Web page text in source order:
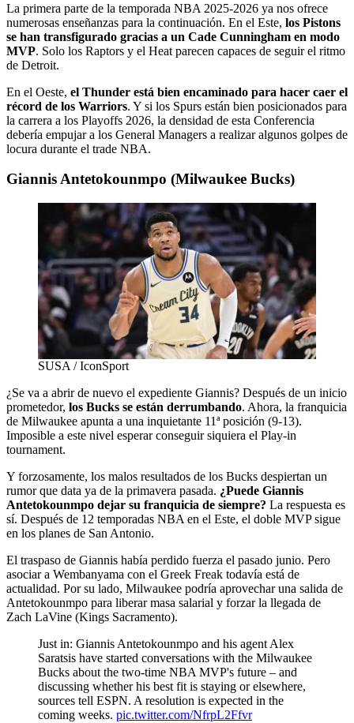
La primera parte de la temporada NBA 2025-2026 ya nos ofrece
numerosas enseñanzas para la continuación. En el Este, los Pistons
se han transfigurado gracias a un Cade Cunningham en modo
MVP. Solo los Raptors y el Heat parecen capaces de seguir el ritmo
de Detroit.
En el Oeste, el Thunder está bien encaminado para hacer caer el
récord de los Warriors. Y si los Spurs están bien posicionados para
la carrera a los Playoffs 2026, la densidad de esta Conferencia
debería empujar a los General Managers a realizar algunos golpes de
locura durante el trade NBA.
Giannis Antetokounmpo (Milwaukee Bucks)
SUSA / IconSport
¿Se va a abrir de nuevo el expediente Giannis? Después de un inicio
prometedor, los Bucks se están derrumbando. Ahora, la franquicia
de Milwaukee apunta a una inquietante 11ª posición (9-13).
Imposible a este nivel esperar conseguir siquiera el Play-in
tournament.
Y forzosamente, los malos resultados de los Bucks despiertan un
rumor que data ya de la primavera pasada. ¿Puede Giannis
Antetokounmpo dejar su franquicia de siempre? La respuesta es
sí. Después de 12 temporadas NBA en el Este, el doble MVP sigue
en los planes de San Antonio.
El traspaso de Giannis había perdido fuerza el pasado junio. Pero
asociar a Wembanyama con el Greek Freak todavía está de
actualidad. Por su lado, Milwaukee podría aprovechar una salida de
Antetokounmpo para liberar masa salarial y forzar la llegada de
Zach LaVine (Kings Sacramento).
Just in: Giannis Antetokounmpo and his agent Alex
Saratsis have started conversations with the Milwaukee
Bucks about the two-time NBA MVP's future – and
discussing whether his best fit is staying or elsewhere,
sources tell ESPN. A resolution is expected in the
coming weeks. pic.twitter.com/NfrpL2Ffvr